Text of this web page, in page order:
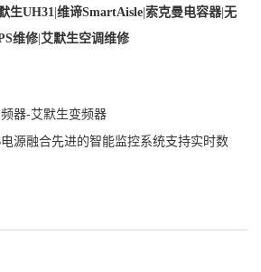
生UH31|维谛SmartAisle|索克曼电容器|无
维修|艾默生空调维修
器-艾默生变频器
源融合先进的智能监控系统支持实时数